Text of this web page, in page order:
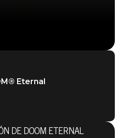
Eternal
DE DOOM ETERNAL